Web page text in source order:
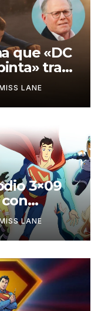
que «DC
tras
LANE
3×09
LANE